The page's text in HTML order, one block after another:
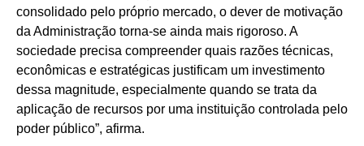
consolidado pelo próprio mercado, o dever de motivação
da Administração torna-se ainda mais rigoroso. A
sociedade precisa compreender quais razões técnicas,
econômicas e estratégicas justificam um investimento
dessa magnitude, especialmente quando se trata da
aplicação de recursos por uma instituição controlada pelo
poder público”, afirma.